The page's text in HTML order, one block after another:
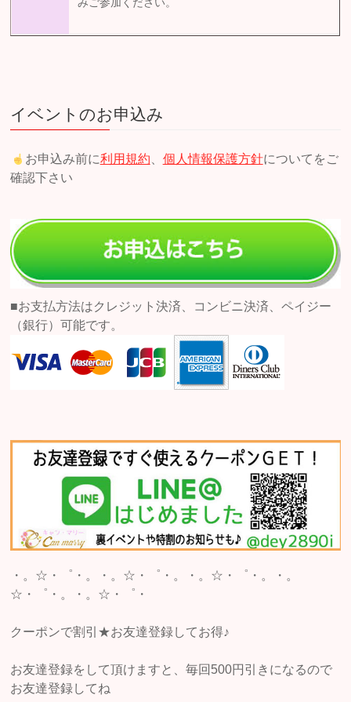
みご参加ください。
イベントのお申込み
お申込み前に利用規約 個人情報保護方針についてをご
確認下さい
■お支払方法はクレジット決済、コンビニ決済、ペイジー
（銀行）可能です。
・。☆・゜・。・。☆・゜・。・。☆・゜・。・。
☆・゜・。・。☆・゜・
クーポンで割引★お友達登録してお得♪
お友達登録をして頂けますと、毎回500円引きになるので
お友達登録してね